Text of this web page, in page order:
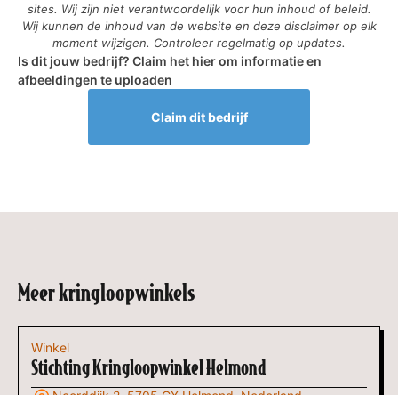
sites. Wij zijn niet verantwoordelijk voor hun inhoud of beleid.
Wij kunnen de inhoud van de website en deze disclaimer op elk
moment wijzigen. Controleer regelmatig op updates.
Is dit jouw bedrijf? Claim het hier om informatie en
afbeeldingen te uploaden
Claim dit bedrijf
Meer kringloopwinkels
Winkel
Stichting Kringloopwinkel Helmond